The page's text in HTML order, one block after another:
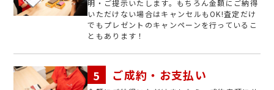
明・ご提示いたします。もちろん金額にご納得
いただけない場合はキャンセルもOK!査定だけ
でもプレゼントのキャンペーンを行っているこ
ともあります！
ご成約・お支払い